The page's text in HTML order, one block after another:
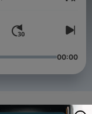
Volume
00:00